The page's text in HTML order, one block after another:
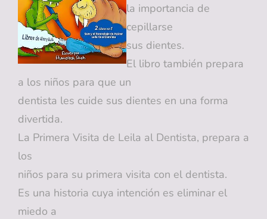
la importancia de
cepillarse
sus dientes.
El libro también prepara
a los niños para que un
dentista les cuide sus dientes en una forma
divertida.
La Primera Visita de Leila al Dentista, prepara a
los
niños para su primera visita con el dentista.
Es una historia cuya intención es eliminar el
miedo a